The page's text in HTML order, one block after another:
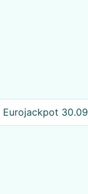
Eurojackpot 30.09